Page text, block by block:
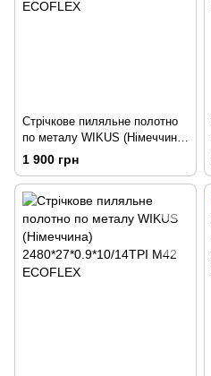
Стрічкове пиляльне полотно
по металу WIKUS (Німеччина)
2480*27*0.9*6/10TPI M42
ECOFLEX
1 900 грн